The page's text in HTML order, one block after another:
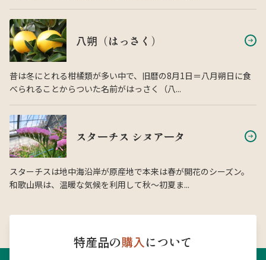
八朔（はっさく）
昔は冬にとれる柑橘類が多い中で、旧暦の8月1日＝八月朔日に食
べられることからついた名前がはっさく（八...
スターチス シヌアータ
スターチスは地中海沿岸が原産地で本来は春が開花のシーズン。
和歌山県は、温暖な気候を利用して秋〜初夏ま...
特産品の購入について